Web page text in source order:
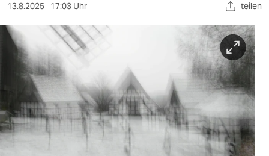
sport
berlin
nord
wahrheit
verlag
13.8.2025 17:03 Uhr teilen